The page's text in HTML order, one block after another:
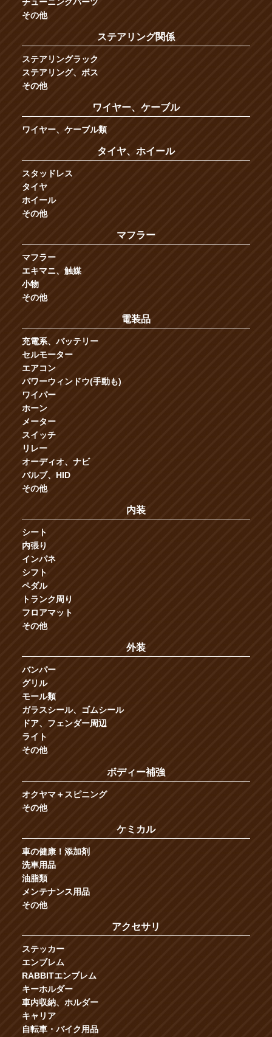
その他
ステアリング関係
ステアリングラック
ステアリング、ボス
その他
ワイヤー、ケーブル
ワイヤー、ケーブル類
タイヤ、ホイール
スタッドレス
タイヤ
ホイール
その他
マフラー
マフラー
エキマニ、触媒
小物
その他
電装品
充電系、バッテリー
セルモーター
エアコン
パワーウィンドウ(手動も)
ワイパー
ホーン
メーター
スイッチ
リレー
オーディオ、ナビ
バルブ、HID
その他
内装
シート
内張り
インパネ
シフト
ペダル
トランク周り
フロアマット
その他
外装
バンパー
グリル
モール類
ガラスシール、ゴムシール
ドア、フェンダー周辺
ライト
その他
ボディー補強
オクヤマ＋スピニング
その他
ケミカル
車の健康！添加剤
洗車用品
油脂類
メンテナンス用品
その他
アクセサリ
ステッカー
エンブレム
RABBITエンブレム
キーホルダー
車内収納、ホルダー
キャリア
自転車・バイク用品